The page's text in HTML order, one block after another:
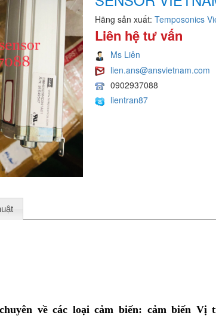
Hãng sản xuất: Temposonics
Liên hệ tư vấn
Ms Liên
lien.ans@ansvietnam.com
0902937088
lientran87
về các loại cảm biến: cảm biến